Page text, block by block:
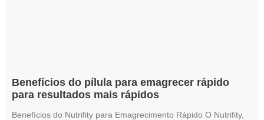
Benefícios do pílula para emagrecer rápido
para resultados mais rápidos
Benefícios do Nutrifity para Emagrecimento Rápido O Nutrifity,